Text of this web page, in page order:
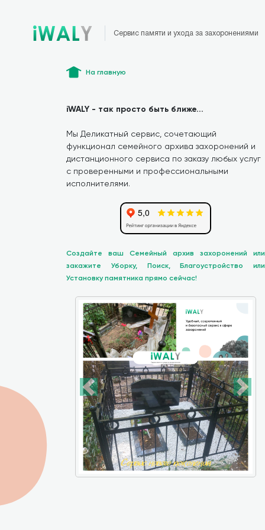
Сервис памяти и ухода за захоронениями
На главную
iWALY - так просто быть ближе...
Мы Деликатный сервис, сочетающий
функционал семейного архива захоронений и
дистанционного сервиса по заказу любых услуг
с проверенными и профессиональными
исполнителями.
Создайте ваш Семейный архив захоронений или
закажите Уборку, Поиск, Благоустройство или
Установку памятника прямо сейчас!